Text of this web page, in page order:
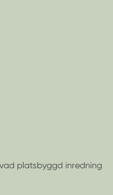
platsbyggd inredning